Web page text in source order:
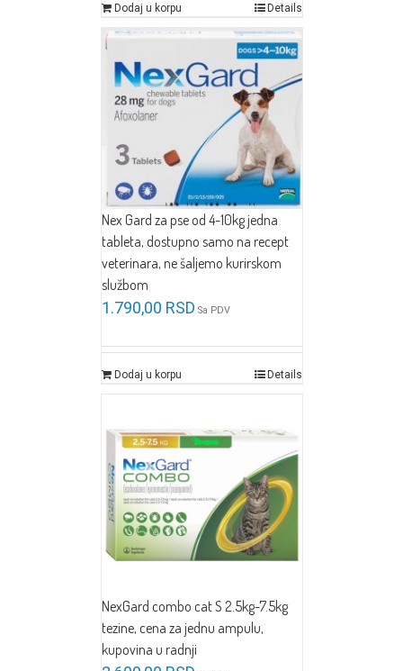
Dodaj u korpu Details
Nex Gard za pse od 4-10kg jedna
tableta, dostupno samo na recept
veterinara, ne šaljemo kurirskom
službom
1.790,00 RSD Sa PDV
Dodaj u korpu Details
NexGard combo cat S 2.5kg-7.5kg
tezine, cena za jednu ampulu,
kupovina u radnji